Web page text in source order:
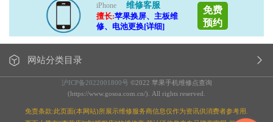
iPhone
维修客服
擅长:苹果换屏、主板维
修、电池更换[详细]
免费
预约
网站分类目录
沪ICP备2022001800号 ©2022 苹果手机维修点查询
(https://www.gosoa.com.cn/). All rights reserved.
免责条款:此页面(本网站)所展示维修服务商信息仅作为资讯供消费者参考用.